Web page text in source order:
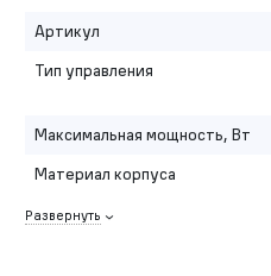
Артикул
Тип управления
Максимальная мощность, Вт
Материал корпуса
Развернуть